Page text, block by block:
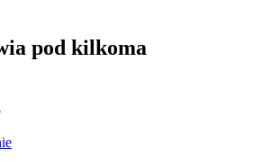
pod kilkoma